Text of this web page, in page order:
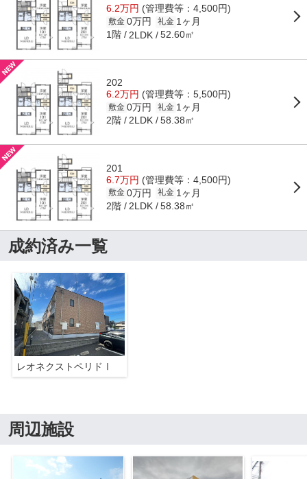
6.2万円 (管理費等：4,500円)
敷金 0万円 礼金 1ヶ月
1階 2LDK 52.60㎡
202
6.2万円 (管理費等：5,500円)
敷金 0万円 礼金 1ヶ月
2階 2LDK 58.38㎡
201
6.7万円 (管理費等：4,500円)
敷金 0万円 礼金 1ヶ月
2階 2LDK 58.38㎡
成約済み一覧
レオネクストペリドⅠ
周辺施設